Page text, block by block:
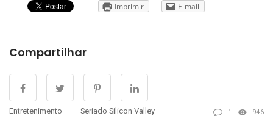
Imprimir E-mail
Compartilhar
Entretenimento
Seriado Silicon Valley
1 946